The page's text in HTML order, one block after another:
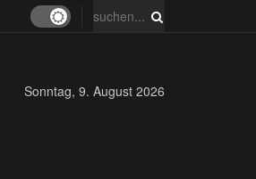
Sonntag, 9. August 2026